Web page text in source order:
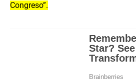
Congreso”.